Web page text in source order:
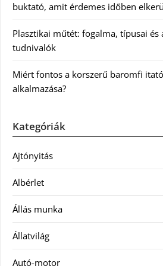
buktató, amit érdemes időben
Plasztikai műtét: fogalma, típusai és
tudnivalók
Miért fontos a korszerű baromfi
alkalmazása?
Kategóriák
Ajtónyitás
Albérlet
Állás munka
Állatvilág
Autó-motor